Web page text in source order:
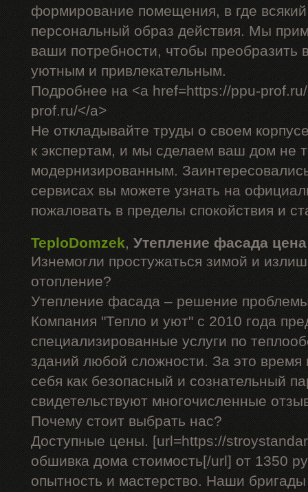
формирование помещения, в где
персональный образ действия. Мы
ваши потребности, чтобы
уютным и привлекательным.
Подробнее на <a href=https://ppu-
prof.ru/</a>
Не откладывайте труды о своем
к экспертам, и мы сделаем ваш дом не
модернизированным.
сервисах вы можете узнать на
пожаловать в пределы спокойствия и
TeploDomzek, Утепление фасада цена
Изнемогли простужаться зимой и
отопление?
Утепление фасада – решение
Компания "Тепло и уют" с 2010 года
специализированные услуги по
зданий любой сложности. За это
себя как безопасный и сознательный
свидетельствуют многочисленные
Почему стоит выбрать нас?
Доступные цены. [url=https://
обшивка дома стоимость[/url] от 1350
опытность и мастерство. Наши